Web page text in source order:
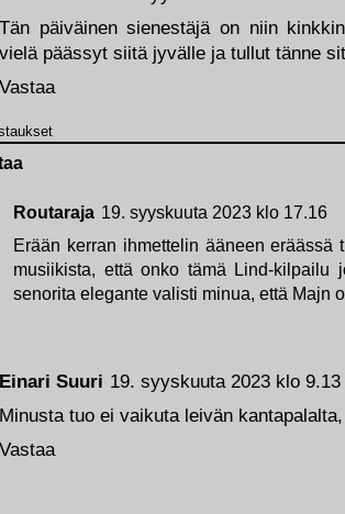
Einari Suuri 19. syyskuuta 2023 klo 9.13
Minusta tuo ei vaikuta leivän
Vastaa
Tän päiväinen sienestäjä on niin
vielä päässyt siitä jyvälle ja tullut tänne
Vastaa
Routaraja 19. syyskuuta 2023 klo 17.16
Erään kerran ihmettelin ääneen eräässä
musiikista, että onko tämä Lind-kilpailu
senorita elegante valisti minua, että Majn